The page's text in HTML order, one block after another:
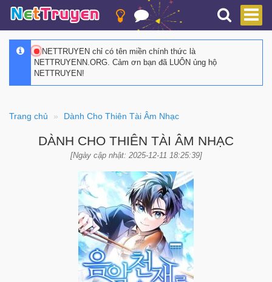
NETTRUYEN chỉ có tên miền chính thức là
NETTRUYENN.ORG. Cảm ơn bạn đã LUÔN ủng hộ
NETTRUYEN!
Trang chủ Dành Cho Thiên Tài Âm Nhạc
DÀNH CHO THIÊN TÀI ÂM NHẠC
[Ngày cập nhật: 2025-12-11 18:25:39]